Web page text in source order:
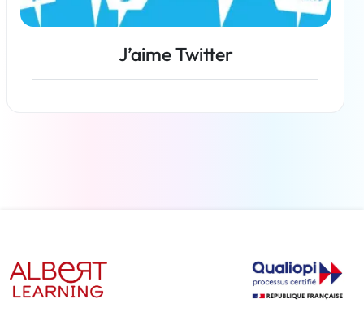
J’aime Twitter